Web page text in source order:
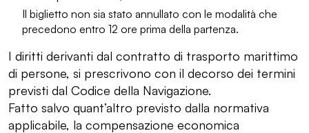
Il biglietto non sia stato annullato con le modalità che
precedono entro 12 ore prima della partenza.
I diritti derivanti dal contratto di trasporto marittimo
di persone, si prescrivono con il decorso dei termini
previsti dal Codice della Navigazione.
Fatto salvo quant’altro previsto dalla normativa
applicabile, la compensazione economica